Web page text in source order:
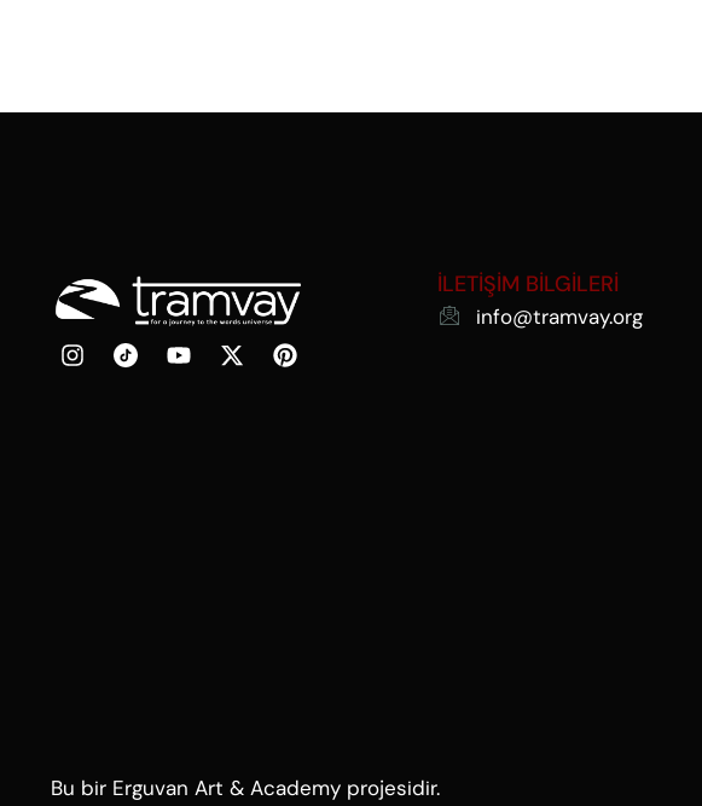
İLETİŞİM BİLGİLERİ
info@tramvay.org
Bu bir Erguvan Art & Academy projesidir.